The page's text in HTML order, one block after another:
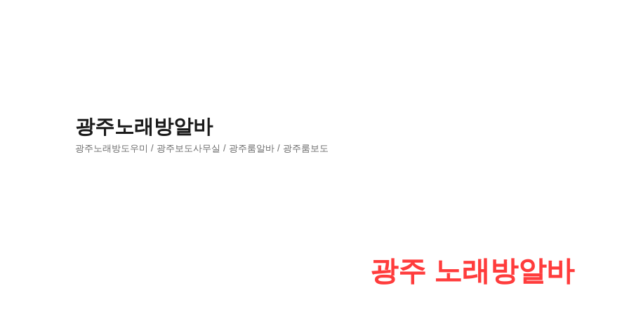
광주노래방알바
광주노래방도우미 / 광주보도사무실 / 광주룸알바 / 광주룸보도
광주 노래방알바